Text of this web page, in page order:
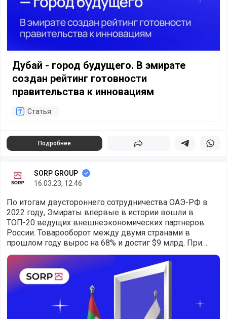
Дубай - город будущего. В эмирате
создан рейтинг готовности
правительства к инновациям
Статья
Подробнее Поделиться Поделиться в
SORP GROUP
16.03.23, 12:46
По итогам двустороннего сотрудничества ОАЭ-РФ в
2022 году, Эмираты впервые в истории вошли в
ТОП-20 ведущих внешнеэкономических партнеров
России. Товарооборот между двумя странами в
прошлом году вырос на 68% и достиг $9 млрд. При
этом, был отмечен рекордный рост экспорта из Росси
ОАЭ - территория “russian friendly”